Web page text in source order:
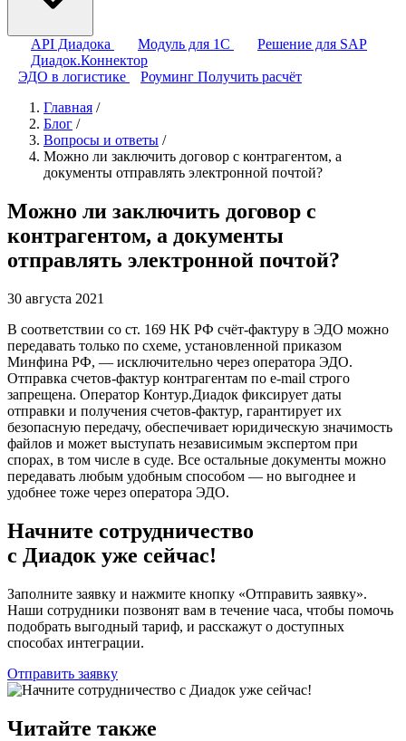
API Диадока Модуль для 1С
Решение для SAP
Диадок.Коннектор
ЭДО в логистике
Роуминг Получить расчёт
Главная /
Блог /
Вопросы и ответы /
Можно ли заключить договор с контрагентом, а
документы отправлять электронной почтой?
Можно ли заключить договор с
контрагентом, а документы
отправлять электронной почтой?
30 августа 2021
В соответствии со ст. 169 НК РФ счёт-фактуру в ЭДО можно
передавать только по схеме, установленной приказом
Минфина РФ, — исключительно через оператора ЭДО.
Отправка счетов-фактур контрагентам по e-mail строго
запрещена. Оператор Контур.Диадок фиксирует даты
отправки и получения счетов-фактур, гарантирует их
безопасную передачу, обеспечивает юридическую значимость
файлов и может выступать независимым экспертом при
спорах, в том числе в суде. Все остальные документы можно
передавать любым удобным способом — но выгоднее и
удобнее тоже через оператора ЭДО.
Начните сотрудничество
с Диадок уже сейчас!
Заполните заявку и нажмите кнопку «Отправить заявку».
Наши сотрудники позвонят вам в течение часа, чтобы помочь
подобрать выгодный тариф, и расскажут о доступных
способах интеграции.
Отправить заявку
Читайте также